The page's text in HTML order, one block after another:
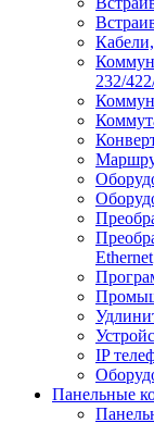
232/
Ethernet
IP
Панельные